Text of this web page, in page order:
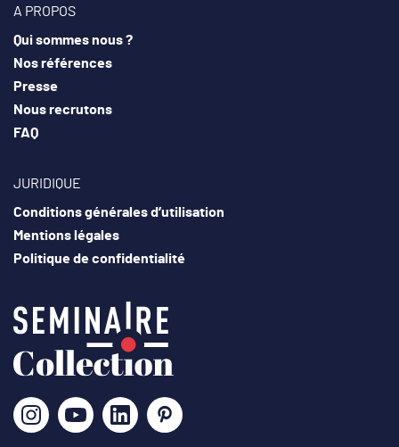
A PROPOS
Qui sommes nous ?
Nos références
Presse
Nous recrutons
FAQ
JURIDIQUE
Conditions générales d’utilisation
Mentions légales
Politique de confidentialité